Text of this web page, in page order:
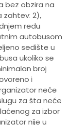
bez obzira na
zahtev: 2),
redu
autobusom
sedište u
ukoliko se
broj
i
neće
za šta neće
za izbor
nije u